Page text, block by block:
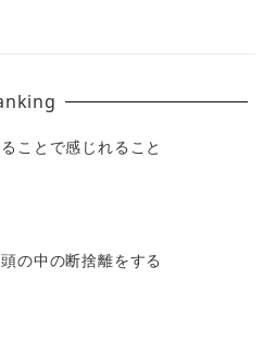
ことで感じれること
の中の断捨離をする